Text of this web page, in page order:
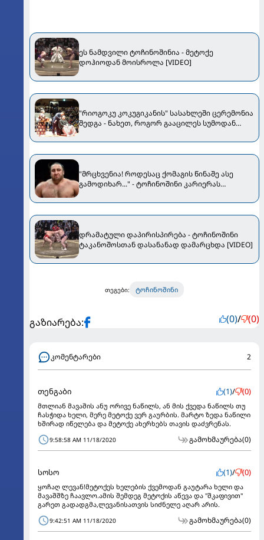
ეს ნამდვილი ტოჩინოშინია - მეტოქე
დოჰიოდან მოისროლა [VIDEO]
"რიოგოკუ კოკუგიკანის" სასახლეში ცერემონია
შედგა - ნახეთ, როგორ გააცილეს სუმოდან
"მრცხვენია! როდესაც ქომაგის წინაშე ასე
გამოდიხარ..." - ტოჩინოშინი კარიერას
დრამატული დაპირისპირება - ტოჩინოშინი
ტაკანოშოსთან დასანანად დამარცხდა [VIDEO]
თეგები: ტოჩინოშინი
გაზიარება: (0)/ (0)
კომენტარები 2
თენგაბი (1)/ (0)
მთლიან მავაშის ანუ ორივე ნაწილს, ან მის ქვედა ნაწილს თუ
ჩასჭიდა ხელი, მერე მეტოქე ვერ გაურბის. მარტო ზედა ნაწილი
ხშირად იწელება და მეტოქე ახერხებს თავის დაძვრენას.
9:58:58 AM 11/18/2020 გამოხმაურება(0)
სოსო (1)/ (0)
ყოჩაღ ლევან!მეტოქეს ხელების ქვემოდან გაუტარა ხელი და
მავაშშზე ჩაავლო.ამის შემდეგ მეტოქის აწევა და "შკაფივით"
გარეთ გადადგმა,ლევანისათვის სიძნელე აღარ არის.
9:42:51 AM 11/18/2020 გამოხმაურება(0)